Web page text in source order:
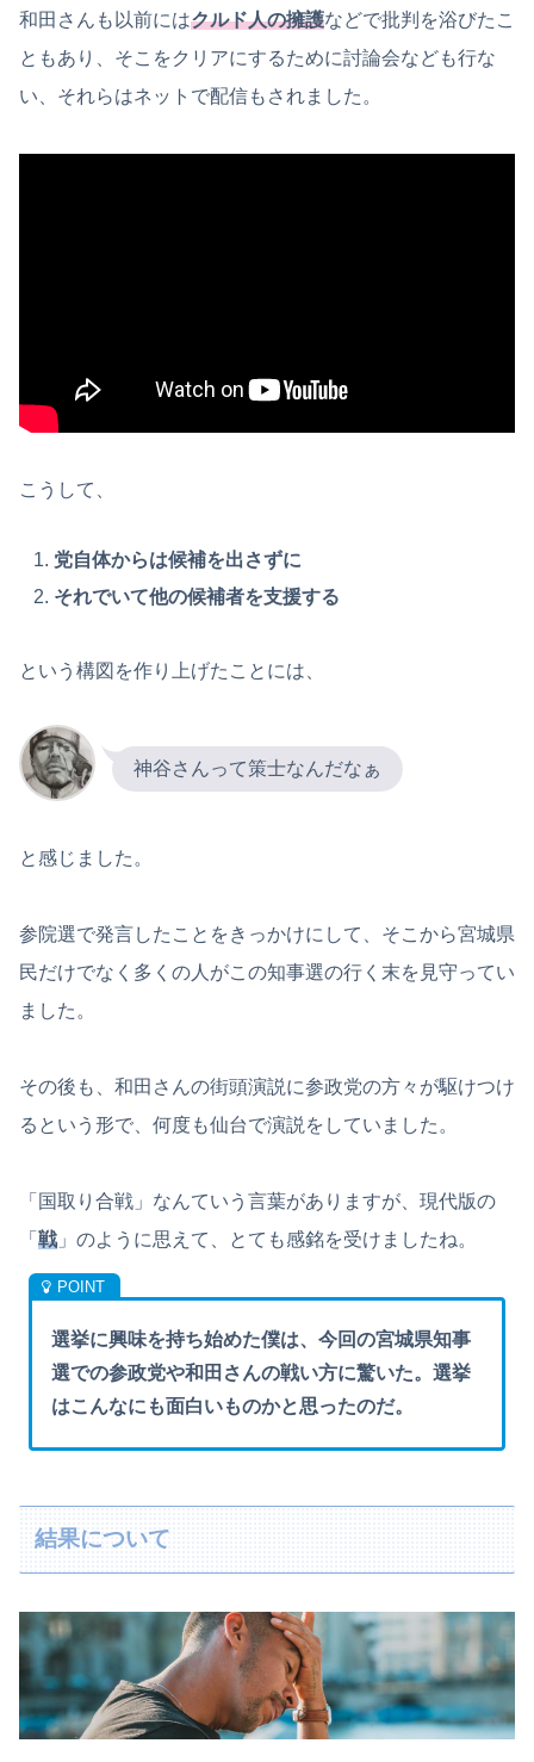
和田さんも以前にはクルド人の擁護などで批判を浴びたこ
ともあり、そこをクリアにするために討論会なども行な
い、それらはネットで配信もされました。
こうして、
党自体からは候補を出さずに
それでいて他の候補者を支援する
という構図を作り上げたことには、
神谷さんって策士なんだなぁ
と感じました。
参院選で発言したことをきっかけにして、そこから宮城県
民だけでなく多くの人がこの知事選の行く末を見守ってい
ました。
その後も、和田さんの街頭演説に参政党の方々が駆けつけ
るという形で、何度も仙台で演説をしていました。
「国取り合戦」なんていう言葉がありますが、現代版の
「 戦」のように思えて、とても感銘を受けましたね。
選挙に興味を持ち始めた僕は、今回の宮城県知事
選での参政党や和田さんの戦い方に驚いた。選挙
はこんなにも面白いものかと思ったのだ。
結果について